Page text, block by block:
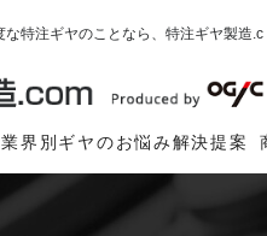
特注ギヤのことなら、特注ギヤ製造.c
業界別ギヤのお悩み解決提案